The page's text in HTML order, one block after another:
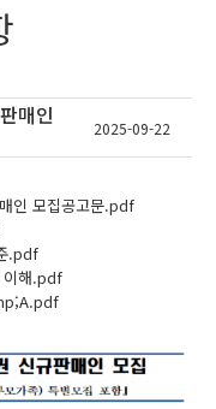
매인
2025-09-22
인 모집공고문.pdf
.pdf
이해.pdf